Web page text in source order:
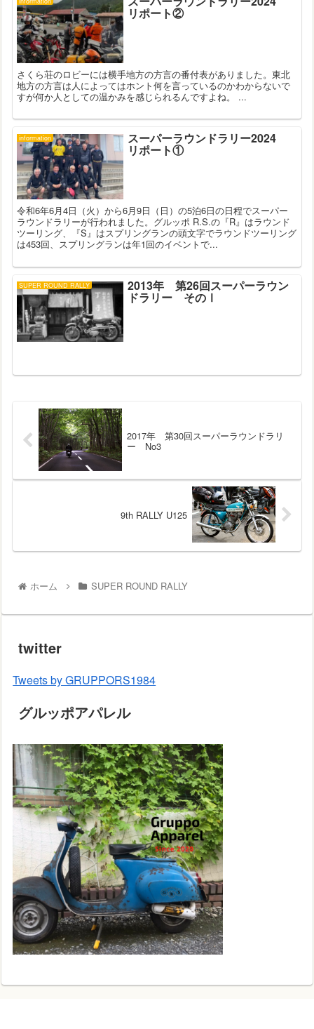
リポート②
さくら荘のロビーには横手地方の方言の番付表がありました。東北
地方の方言は人によってはホント何を言っているのかわからないで
すが何か人としての温かみを感じられるんですよね。 ...
information スーパーラウンドラリー2024
リポート①
令和6年6月4日（火）から6月9日（日）の5泊6日の日程でスーパー
ラウンドラリーが行われました。グルッポ R.S.の『R』はラウンド
ツーリング、『S』はスプリングランの頭文字でラウンドツーリング
は453回、スプリングランは年1回のイベントで...
SUPER ROUND RALLY 2013年 第26回スーパーラウン
ドラリー そのⅠ
2017年 第30回スーパーラウンドラリ
ー No3
9th RALLY U125
ホーム SUPER ROUND RALLY
twitter
Tweets by GRUPPORS1984
グルッポアパレル